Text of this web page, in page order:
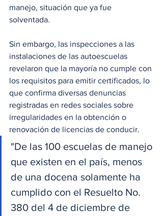
manejo, situación que ya fue
solventada.
Sin embargo, las inspecciones a las
instalaciones de las autoescuelas
revelaron que la mayoría no cumple con
los requisitos para emitir certificados, lo
que confirma diversas denuncias
registradas en redes sociales sobre
irregularidades en la obtención o
renovación de licencias de conducir.
"De las 100 escuelas de manejo
que existen en el país, menos
de una docena solamente ha
cumplido con el Resuelto No.
380 del 4 de diciembre de